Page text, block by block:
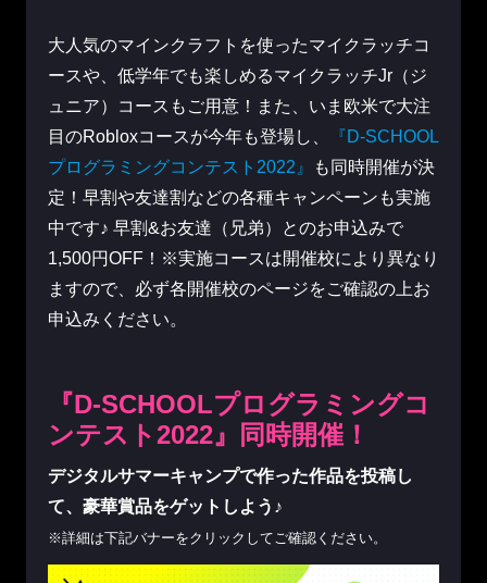
大人気のマインクラフトを使ったマイクラッチコ
ースや、低学年でも楽しめるマイクラッチJr（ジ
ュニア）コースもご用意！ また、いま欧米で大注
目のRobloxコースが今年も登場し、
『D-SCHOOL
プログラミングコンテスト2022』
も同時開催が決
定！早割や友達割などの各種キャンペーンも実施
中です♪ 早割&お友達（兄弟）とのお申込みで
1,500円OFF！ ※実施コースは開催校により異なり
ますので、必ず各開催校のページをご確認の上お
申込みください。
『D-SCHOOLプログラミングコ
ンテスト2022』同時開催！
デジタルサマーキャンプで作った作品を投稿し
て、豪華賞品をゲットしよう♪
※詳細は下記バナーをクリックしてご確認ください。